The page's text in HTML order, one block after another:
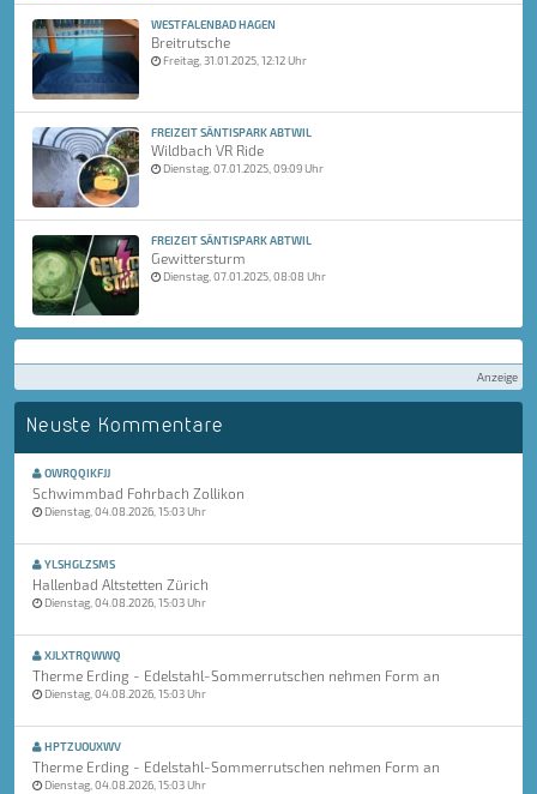
WESTFALENBAD HAGEN
Breitrutsche
Freitag, 31.01.2025, 12:12 Uhr
FREIZEIT SÄNTISPARK ABTWIL
Wildbach VR Ride
Dienstag, 07.01.2025, 09:09 Uhr
FREIZEIT SÄNTISPARK ABTWIL
Gewittersturm
Dienstag, 07.01.2025, 08:08 Uhr
Anzeige
Neuste Kommentare
OWRQQIKFJJ
Schwimmbad Fohrbach Zollikon
Dienstag, 04.08.2026, 15:03 Uhr
YLSHGLZSMS
Hallenbad Altstetten Zürich
Dienstag, 04.08.2026, 15:03 Uhr
XJLXTRQWWQ
Therme Erding - Edelstahl-Sommerrutschen nehmen Form an
Dienstag, 04.08.2026, 15:03 Uhr
HPTZUOUXWV
Therme Erding - Edelstahl-Sommerrutschen nehmen Form an
Dienstag, 04.08.2026, 15:03 Uhr